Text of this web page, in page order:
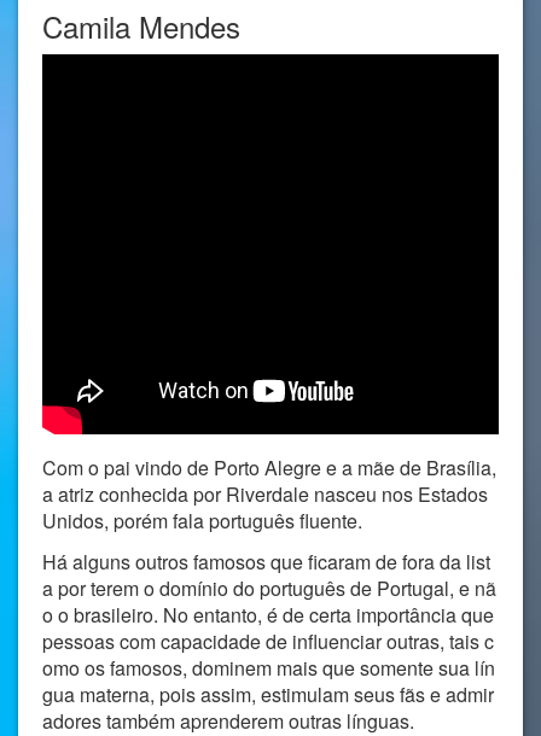
Camila Mendes
Com o pai vindo de Porto Alegre e a mãe de Brasília,
a atriz conhecida por Riverdale nasceu nos Estados
Unidos, porém fala português fluente.
Há alguns outros famosos que ficaram de fora da list
a por terem o domínio do português de Portugal, e nã
o o brasileiro. No entanto, é de certa importância que
pessoas com capacidade de influenciar outras, tais c
omo os famosos, dominem mais que somente sua lín
gua materna, pois assim, estimulam seus fãs e admir
adores também aprenderem outras línguas.